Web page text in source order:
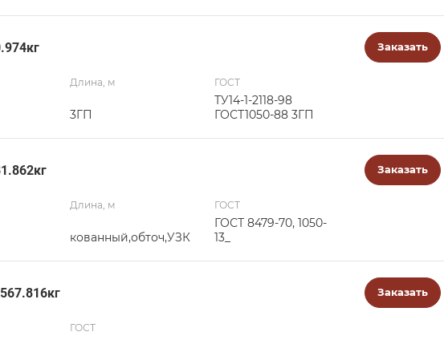
Заказать
Длина, м
3ГП
ГОСТ
ТУ14-1-2118-98
ГОСТ1050-88 3ГП
Заказать
Длина, м
кованный,обточ,УЗК
ГОСТ
ГОСТ 8479-70, 1050-
13_
Заказать
ГОСТ